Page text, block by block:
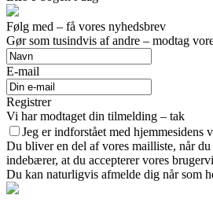
Følg med – få vores nyhedsbrev
Gør som tusindvis af andre – modtag
E-mail
Registrer
Vi har modtaget din tilmelding – tak
Jeg er indforstået med hjemmesidens
Du bliver en del af vores mailliste, når
indebærer, at du accepterer vores
Du kan naturligvis afmelde dig når som